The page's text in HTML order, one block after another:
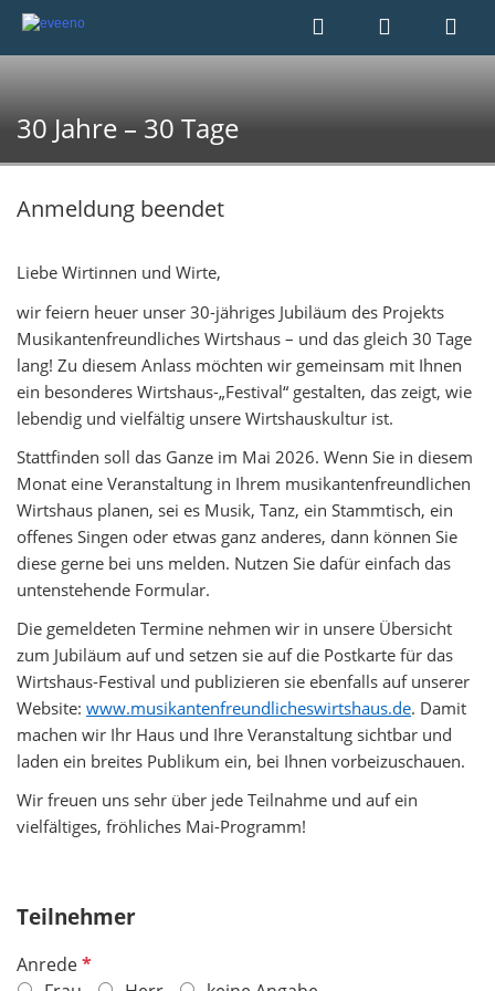
30 Jahre – 30 Tage
Anmeldung beendet
Liebe Wirtinnen und Wirte,
wir feiern heuer unser 30-jähriges Jubiläum des Projekts
Musikantenfreundliches Wirtshaus – und das gleich 30 Tage
lang! Zu diesem Anlass möchten wir gemeinsam mit Ihnen
ein besonderes Wirtshaus-„Festival“ gestalten, das zeigt, wie
lebendig und vielfältig unsere Wirtshauskultur ist.
Stattfinden soll das Ganze im Mai 2026. Wenn Sie in diesem
Monat eine Veranstaltung in Ihrem musikantenfreundlichen
Wirtshaus planen, sei es Musik, Tanz, ein Stammtisch, ein
offenes Singen oder etwas ganz anderes, dann können Sie
diese gerne bei uns melden. Nutzen Sie dafür einfach das
untenstehende Formular.
Die gemeldeten Termine nehmen wir in unsere Übersicht
zum Jubiläum auf und setzen sie auf die Postkarte für das
Wirtshaus-Festival und publizieren sie ebenfalls auf unserer
Website: www.musikantenfreundlicheswirtshaus.de. Damit
machen wir Ihr Haus und Ihre Veranstaltung sichtbar und
laden ein breites Publikum ein, bei Ihnen vorbeizuschauen.
Wir freuen uns sehr über jede Teilnahme und auf ein
vielfältiges, fröhliches Mai-Programm!
Teilnehmer
AnredeP